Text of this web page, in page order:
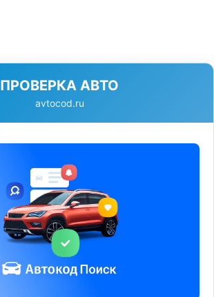
ПРОВЕРКА АВТО
avtocod.ru